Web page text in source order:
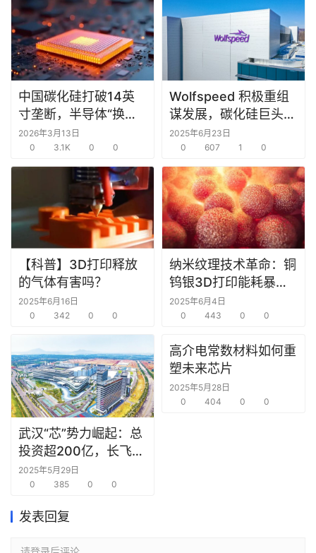
中国碳化硅打破14英
寸垄断，半导体“换道
超车”时机已至？
2026年3月13日
0
3.1K 0 0
Wolfspeed 积极重组
谋发展，碳化硅巨头未
来可期
2025年6月23日
0
607 1 0
【科普】3D打印释放
的气体有害吗？
2025年6月16日
0
342 0 0
纳米纹理技术革命：铜
钨银3D打印能耗暴降
60%，精度飙升！
2025年6月4日
0
443 0 0
武汉“芯”势力崛起：总
投资超200亿，长飞先
进武汉基地首片6英寸
SiC晶圆成功下线！
2025年5月29日
0
385 0 0
高介电常数材料如何重
塑未来芯片
2025年5月28日
0
404 0 0
发表回复